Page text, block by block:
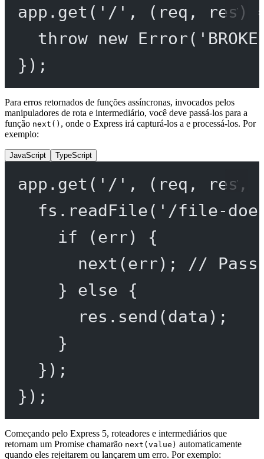
app. get ( '/' , ( req , res)
throw
new Error(
});
Para erros retornados de funções assíncronas, invocados pelos
manipuladores de rota e intermediário, você deve passá-los para a
função next() , onde o Express irá capturá-los a e processá-los. Por
exemplo:
JavaScript TypeScript
app. get ( '/' , ( req , res,
fs. readFile( '/file-
if (err) {
next (err);
//
} else {
res. send (data);
}
});
});
Começando pelo Express 5, roteadores e intermediários que
retornam um Promise chamarão next(value) automaticamente
quando eles rejeitarem ou lançarem um erro. Por exemplo: